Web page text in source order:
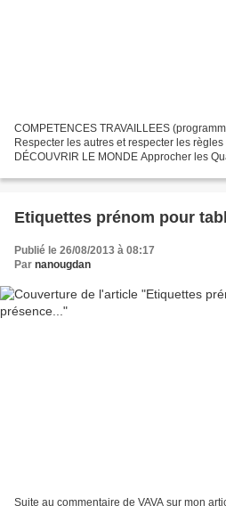
COMPETENCES TRAVAILLEES
Respecter les autres et respecter les
DÉCOUVRIR LE MONDE Approcher les
quantités...
Etiquettes prénom pour
Publié le 26/08/2013 à 08:17
Par nanougdan
Suite au commentaire de VAVA sur mon